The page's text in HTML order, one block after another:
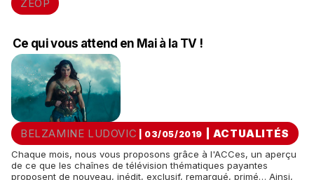
ZEOP
Ce qui vous attend en Mai à la TV !
BELZAMINE LUDOVIC | 03/05/2019 ACTUALITÉS
Chaque mois, nous vous proposons grâce à l'ACCes, un aperçu
de ce que les chaînes de télévision thématiques payantes
proposent de nouveau, inédit, exclusif, remarqué, primé… Ainsi,